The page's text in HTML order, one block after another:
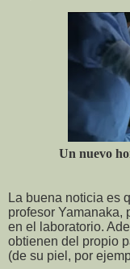
Un nuevo
La buena noticia es
profesor Yamanaka,
en el laboratorio.
obtienen del propio
(de su piel, por